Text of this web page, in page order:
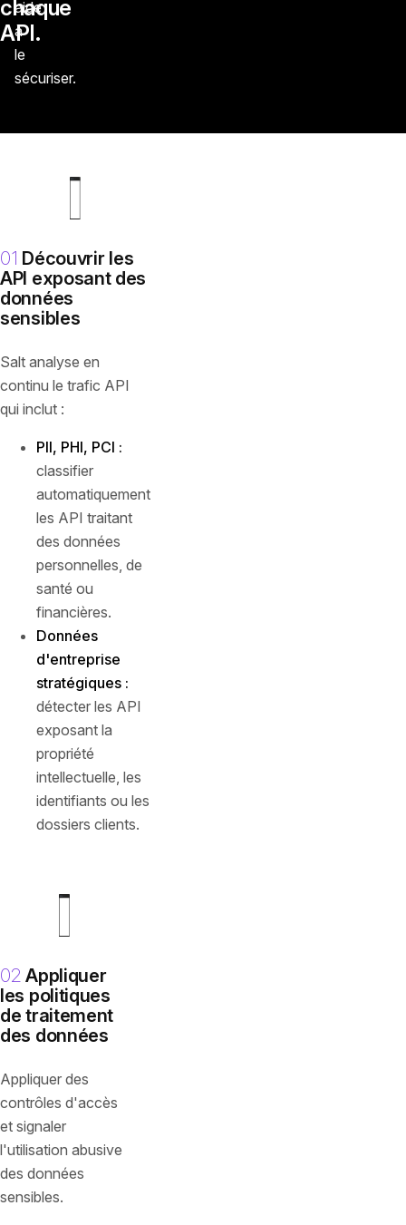
chaque
API.
aide
à
le
sécuriser.
01 Découvrir les
API exposant des
données
sensibles
Salt analyse en
continu le trafic API
qui inclut :
PII, PHI, PCI :
classifier
automatiquement
les API traitant
des données
personnelles, de
santé ou
financières.
Données
d'entreprise
stratégiques :
détecter les API
exposant la
propriété
intellectuelle, les
identifiants ou les
dossiers clients.
02Appliquer
les politiques
de traitement
des données
Appliquer des
contrôles d'accès
et signaler
l'utilisation abusive
des données
sensibles.